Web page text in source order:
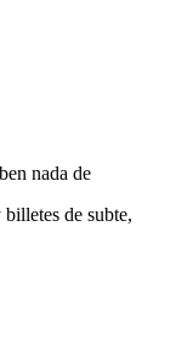
nada de
billetes de subte,